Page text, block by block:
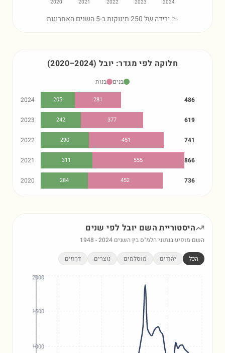
2024
2023
2022
2021
2020
📉 ירידה של 250 תינוקות ב-5 השנים האחרונות
חלוקה לפי מגדר: יובל (2020–2024)
בנים
בנות
2024
205 281 486
2023 242 377 619
2022 290 451 741
2021 311 555 866
2020 284 452 736
היסטוריית השם יובל לפי שנים
השם מופיע בנתוני הלמ"ס בין השנים 1948 -2024
הכל יהודים מוסלמים נוצרים דרוזים
1000
1500
2000